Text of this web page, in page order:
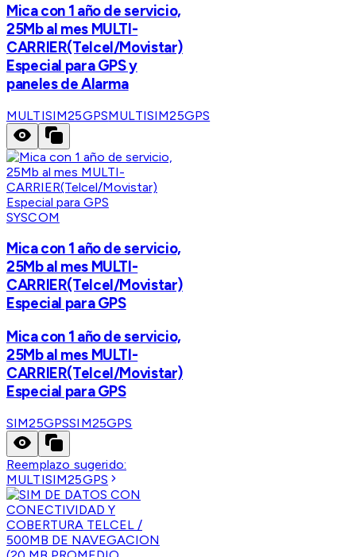
Mica con 1 año de servicio,
25Mb al mes MULTI-
CARRIER(Telcel/Movistar)
Especial para GPS y
paneles de Alarma
MULTISIM25GPSMULTISIM25GPS
SYSCOM
Mica con 1 año de servicio,
25Mb al mes MULTI-
CARRIER(Telcel/Movistar)
Especial para GPS
Mica con 1 año de servicio,
25Mb al mes MULTI-
CARRIER(Telcel/Movistar)
Especial para GPS
SIM25GPSSIM25GPS
Reemplazo sugerido:
MULTISIM25GPS